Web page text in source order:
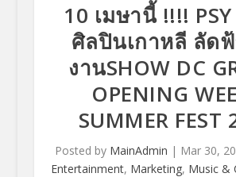
10 เมษานี้ !!!!
ศิลปินเกาหลี ลัด
งานSHOW DC
OPENING
SUMMER FEST
Posted by MainAdmin | Mar 30,
Entertainment, Marketing, Music &